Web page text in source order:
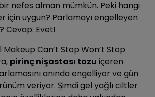
nefes alman mümkün. Peki hangi
için uygun? Parlamayı engelleyen
Cevap: Evet!
Makeup Can’t Stop Won’t Stop
pirinç nişastası tozu içeren
anında engelliyor ve gün
veriyor. Şimdi gel yağlı ciltler